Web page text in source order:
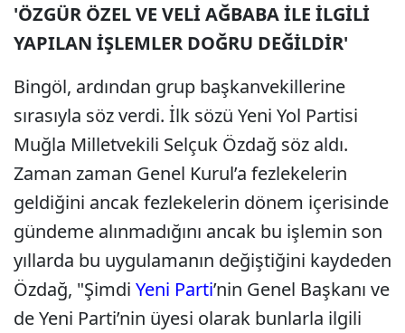
'ÖZGÜR ÖZEL VE VELİ AĞBABA İLE İLGİLİ
YAPILAN İŞLEMLER DOĞRU DEĞİLDİR'
Bingöl, ardından grup başkanvekillerine
sırasıyla söz verdi. İlk sözü Yeni Yol Partisi
Muğla Milletvekili Selçuk Özdağ söz aldı.
Zaman zaman Genel Kurul’a fezlekelerin
geldiğini ancak fezlekelerin dönem içerisinde
gündeme alınmadığını ancak bu işlemin son
yıllarda bu uygulamanın değiştiğini kaydeden
Özdağ, "Şimdi Yeni Parti’nin Genel Başkanı ve
de Yeni Parti’nin üyesi olarak bunlarla ilgili